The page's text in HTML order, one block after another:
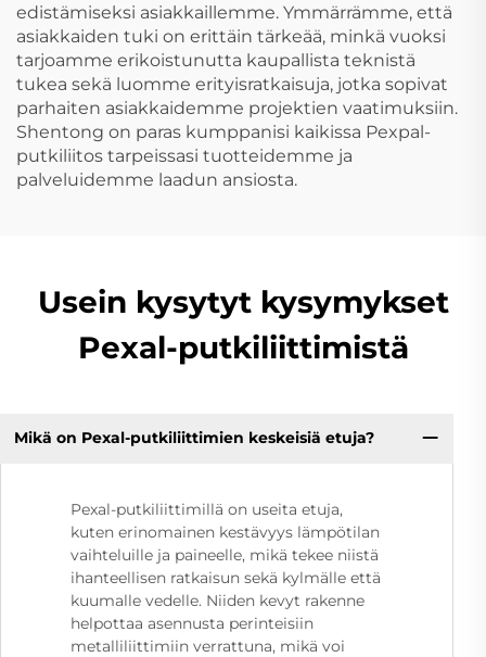
edistämiseksi asiakkaillemme. Ymmärrämme, että
asiakkaiden tuki on erittäin tärkeää, minkä vuoksi
tarjoamme erikoistunutta kaupallista teknistä
tukea sekä luomme erityisratkaisuja, jotka sopivat
parhaiten asiakkaidemme projektien vaatimuksiin.
Shentong on paras kumppanisi kaikissa Pexpal-
putkiliitos tarpeissasi tuotteidemme ja
palveluidemme laadun ansiosta.
Usein kysytyt kysymykset
Pexal-putkiliittimistä
Mikä on Pexal-putkiliittimien keskeisiä etuja?
Pexal-putkiliittimillä on useita etuja,
kuten erinomainen kestävyys lämpötilan
vaihteluille ja paineelle, mikä tekee niistä
ihanteellisen ratkaisun sekä kylmälle että
kuumalle vedelle. Niiden kevyt rakenne
helpottaa asennusta perinteisiin
metalliliittimiin verrattuna, mikä voi